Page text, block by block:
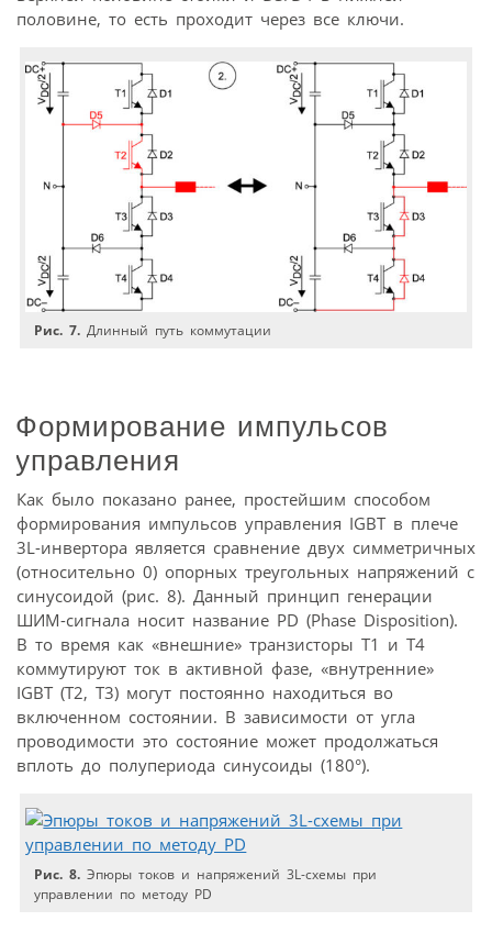
половине, то есть проходит через все ключи.
Рис. 7. Длинный путь коммутации
Формирование импульсов
управления
Как было показано ранее, простейшим способом
формирования импульсов управления IGBT в плече
3L-инвертора является сравнение двух симметричных
(относительно 0) опорных треугольных напряжений с
синусоидой (рис. 8). Данный принцип генерации
ШИМ-сигнала носит название PD (Phase Disposition).
В то время как «внешние» транзисторы Т1 и Т4
коммутируют ток в активной фазе, «внутренние»
IGBT (Т2, Т3) могут постоянно находиться во
включенном состоянии. В зависимости от угла
проводимости это состояние может продолжаться
вплоть до полупериода синусоиды (180°).
Рис. 8. Эпюры токов и напряжений 3L-схемы при
управлении по методу PD